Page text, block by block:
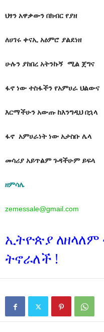
ህፃን አዋቃውን በክብር የያዘ
ለሀገሩ ቀናኢ አዕምሮ ያልደነዘ
ሁሉን ያከበረ አትንኩኝ ሚል ጀግና
ፋኖ ነው ተስፋችን የአምሀራ ህልውና
እርማችሁን አውጡ ከእንግዲህ በኋላ
ፋኖ አምሀራነት ነው አታስቡ ሌላ
መሳሪያ አይጥልም ጉዳችሁም ይፍላ
ዘምሳሌ
zemessale@gmail.com
ኢትዮጵያ ለዘላለም
ትኖራለች !